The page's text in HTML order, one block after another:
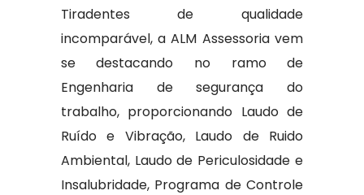
Tiradentes de qualidade
incomparável, a ALM Assessoria vem
se destacando no ramo de
Engenharia de segurança do
trabalho, proporcionando Laudo de
Ruído e Vibração, Laudo de Ruido
Ambiental, Laudo de Periculosidade e
Insalubridade, Programa de Controle